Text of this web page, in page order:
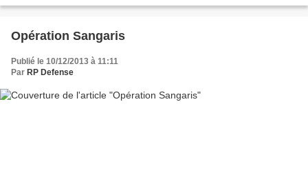
Opération Sangaris
Publié le 10/12/2013 à 11:11
Par RP Defense